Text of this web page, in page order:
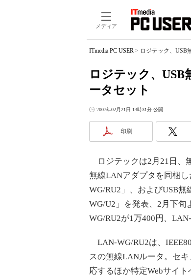
メディア
ITmedia PC USER > ロジテック、USB
ロジテック、
ータセット
2007年02月21日 13時31分 公開
印刷
ロジテックは2月21日、
無線LANアダプタを同梱
WG/RU2」、およびUSB
WG/U2」を発表、2月下
WG/RU2が1万400円、
LAN-WG/RU2は、
スの無線LANルータ。セキ
応するほか特定Webサイ